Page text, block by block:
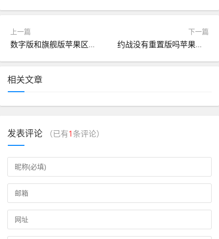
上一篇
数字版和旗舰版苹果区别(数字版和旗舰版苹果区别大吗)
下一篇
约战没有重置版吗苹果版(约战没有重置版吗苹果版怎么下载)
相关文章
发表评论 （已有1条评论）